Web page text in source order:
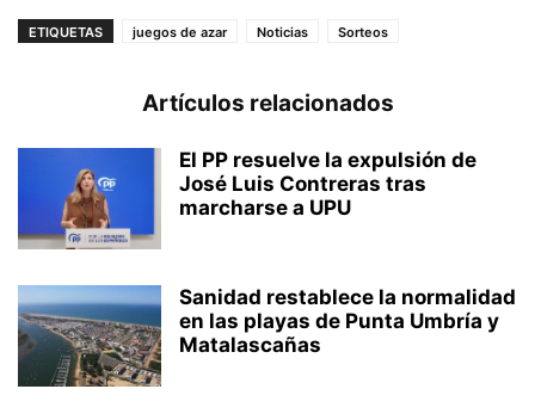
ETIQUETAS juegos de azar Noticias Sorteos
Artículos relacionados
El PP resuelve la expulsión de
José Luis Contreras tras
marcharse a UPU
Sanidad restablece la normalidad
en las playas de Punta Umbría y
Matalascañas